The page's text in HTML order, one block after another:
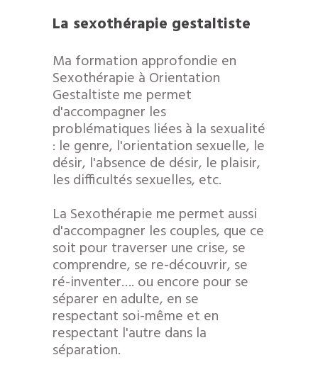
La sexothérapie gestaltiste
Ma formation approfondie en
Sexothérapie à Orientation
Gestaltiste me permet
d'accompagner les
problématiques liées à la sexualité
: le genre, l'orientation sexuelle, le
désir, l'absence de désir, le plaisir,
les difficultés sexuelles, etc.
La Sexothérapie me permet aussi
d'accompagner les couples, que ce
soit pour traverser une crise, se
comprendre, se re-découvrir, se
ré-inventer…. ou encore pour se
séparer en adulte, en se
respectant soi-même et en
respectant l'autre dans la
séparation.